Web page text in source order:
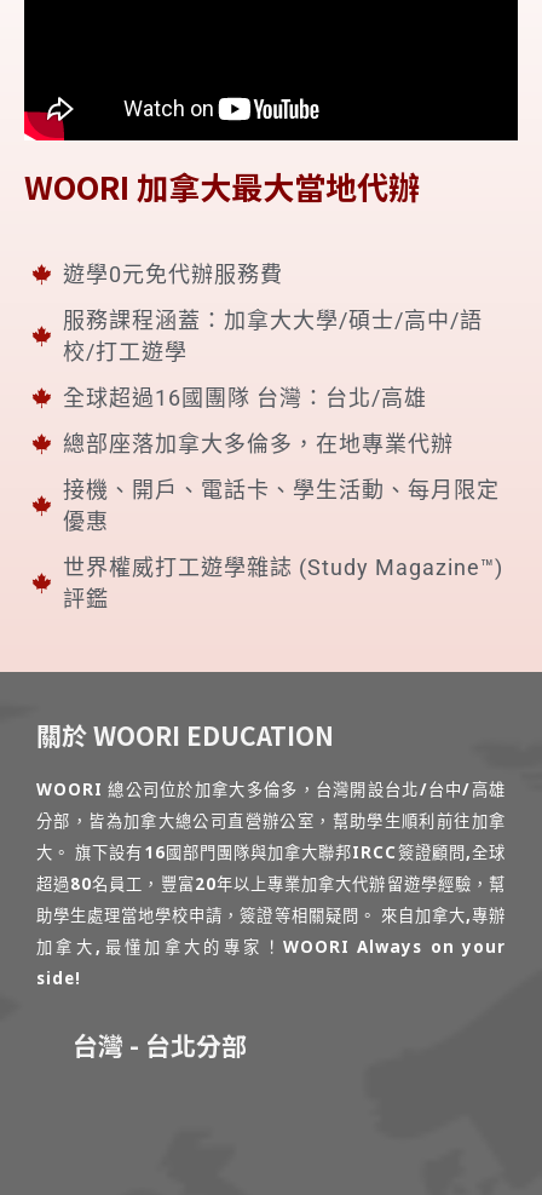
WOORI 加拿大最大當地代辦
遊學0元免代辦服務費
服務課程涵蓋：加拿大大學/碩士/高中/語
校/打工遊學
全球超過16國團隊 台灣：台北/高雄
總部座落加拿大多倫多，在地專業代辦
接機、開戶、電話卡、學生活動、每月限定
優惠
世界權威打工遊學雜誌 (Study Magazine™)
評鑑
關於 WOORI EDUCATION
WOORI 總公司位於加拿大多倫多，台灣開設台北/台中/高雄
分部，皆為加拿大總公司直營辦公室，幫助學生順利前往加拿
大。 旗下設有16國部門團隊與加拿大聯邦IRCC簽證顧問,全球
超過80名員工，豐富20年以上專業加拿大代辦留遊學經驗，幫
助學生處理當地學校申請，簽證等相關疑問。 來自加拿大,專辦
加拿大,最懂加拿大的專家！WOORI Always on your
side!
台灣 - 台北分部